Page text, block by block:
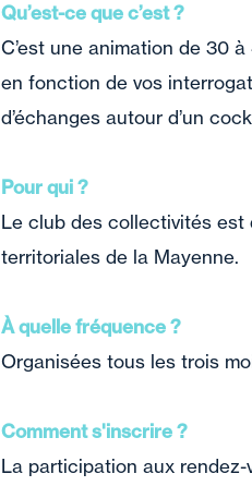
Qu’est-ce que c’est ?
C’est une animation de 30
en fonction de vos
d’échanges autour d’un
Pour qui ?
Le club des collectivités
territoriales de la Mayenne.
À quelle fréquence ?
Organisées tous les trois
Comment s'inscrire ?
La participation aux